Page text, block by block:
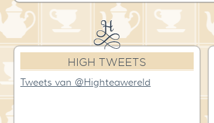
HIGH TWEETS
Tweets van @Highteawereld